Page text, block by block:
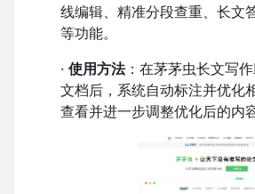
线编辑、精准分段查重、长文
等功能。
· 使用方法：在茅茅虫长文写
文档后，系统自动标注并优化
查看并进一步调整优化后的内容